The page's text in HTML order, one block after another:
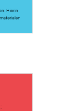
Hierin